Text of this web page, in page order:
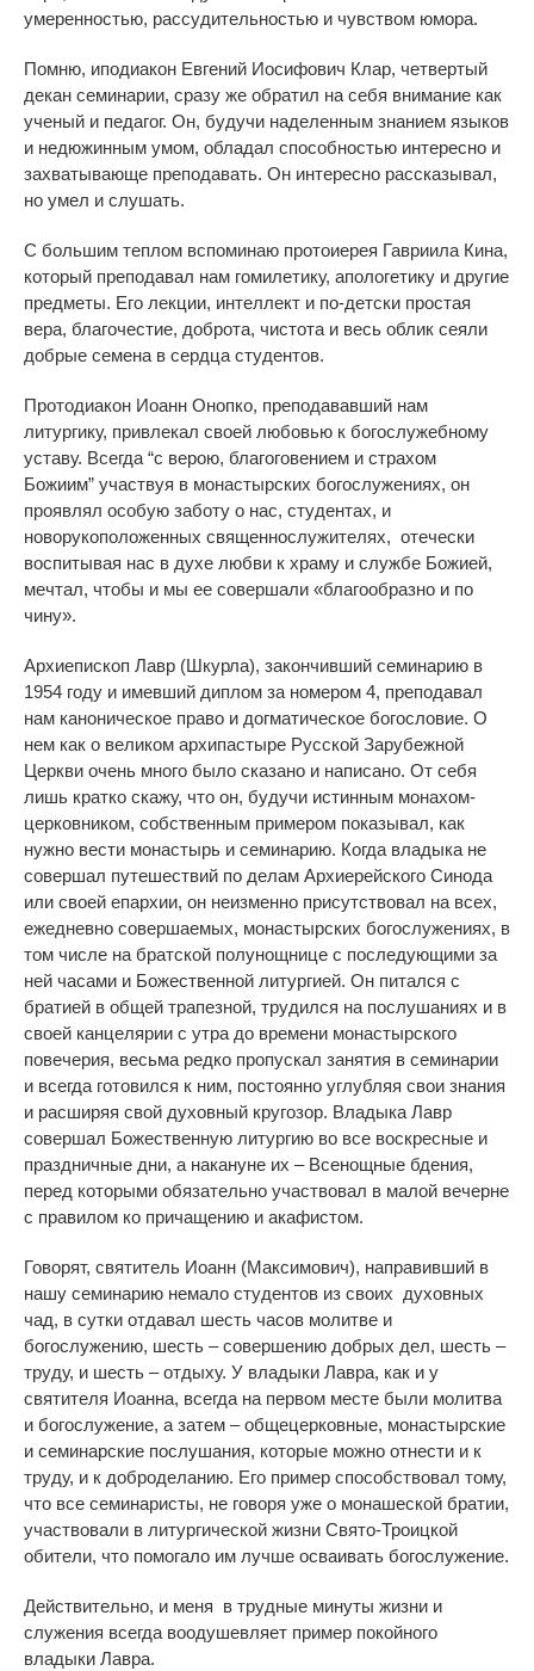
умеренностью, рассудительностью и чувством юмора.
Помню, иподиакон Евгений Иосифович Клар, четвертый
декан семинарии, сразу же обратил на себя внимание как
ученый и педагог. Он, будучи наделенным знанием языков
и недюжинным умом, обладал способностью интересно и
захватывающе преподавать. Он интересно рассказывал,
но умел и слушать.
С большим теплом вспоминаю протоиерея Гавриила Кина,
который преподавал нам гомилетику, апологетику и другие
предметы. Его лекции, интеллект и по-детски простая
вера, благочестие, доброта, чистота и весь облик сеяли
добрые семена в сердца студентов.
Протодиакон Иоанн Онопко, преподававший нам
литургику, привлекал своей любовью к богослужебному
уставу. Всегда “с верою, благоговением и страхом
Божиим” участвуя в монастырских богослужениях, он
проявлял особую заботу о нас, студентах, и
новорукоположенных священнослужителях, отечески
воспитывая нас в духе любви к храму и службе Божией,
мечтал, чтобы и мы ее совершали «благообразно и по
чину».
Архиепископ Лавр (Шкурла), закончивший семинарию в
1954 году и имевший диплом за номером 4, преподавал
нам каноническое право и догматическое богословие. О
нем как о великом архипастыре Русской Зарубежной
Церкви очень много было сказано и написано. От себя
лишь кратко скажу, что он, будучи истинным монахом-
церковником, собственным примером показывал, как
нужно вести монастырь и семинарию. Когда владыка не
совершал путешествий по делам Архиерейского Синода
или своей епархии, он неизменно присутствовал на всех,
ежедневно совершаемых, монастырских богослужениях, в
том числе на братской полунощнице с последующими за
ней часами и Божественной литургией. Он питался с
братией в общей трапезной, трудился на послушаниях и в
своей канцелярии с утра до времени монастырского
повечерия, весьма редко пропускал занятия в семинарии
и всегда готовился к ним, постоянно углубляя свои знания
и расширяя свой духовный кругозор. Владыка Лавр
совершал Божественную литургию во все воскресные и
праздничные дни, а накануне их – Всенощные бдения,
перед которыми обязательно участвовал в малой вечерне
с правилом ко причащению и акафистом.
Говорят, святитель Иоанн (Максимович), направивший в
нашу семинарию немало студентов из своих духовных
чад, в сутки отдавал шесть часов молитве и
богослужению, шесть – совершению добрых дел, шесть –
труду, и шесть – отдыху. У владыки Лавра, как и у
святителя Иоанна, всегда на первом месте были молитва
и богослужение, а затем – общецерковные, монастырские
и семинарские послушания, которые можно отнести и к
труду, и к доброделанию. Его пример способствовал тому,
что все семинаристы, не говоря уже о монашеской братии,
участвовали в литургической жизни Свято-Троицкой
обители, что помогало им лучше осваивать богослужение.
Действительно, и меня в трудные минуты жизни и
служения всегда воодушевляет пример покойного
владыки Лавра.